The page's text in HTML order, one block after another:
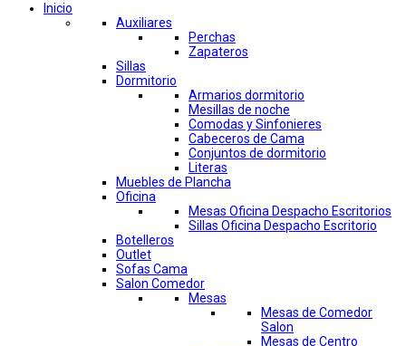
Inicio
Auxiliares
Perchas
Zapateros
Sillas
Dormitorio
Armarios dormitorio
Mesillas de noche
Comodas y Sinfonieres
Cabeceros de Cama
Conjuntos de dormitorio
Literas
Muebles de Plancha
Oficina
Mesas Oficina Despacho Escritorios
Sillas Oficina Despacho Escritorio
Botelleros
Outlet
Sofas Cama
Salon Comedor
Mesas
Mesas de Comedor
Salon
Mesas de Centro